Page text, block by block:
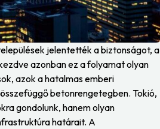
jelentették a biztonságot, a
azonban ez a folyamat olyan
azok a hatalmas emberi
betonrengetegben. Tokió,
gondolunk, hanem olyan
határait. A